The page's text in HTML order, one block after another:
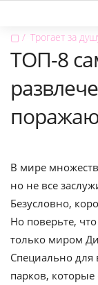
▢ Трогает за
ТОП-8
В мире
но не все
Безусловно,
Но поверьте,
только миром
Специально для
парков,